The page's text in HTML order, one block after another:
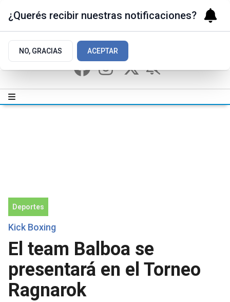
Deportes
Kick Boxing
El team Balboa se
presentará en el Torneo
Ragnarok
¿Querés recibir nuestras notificaciones?
NO, GRACIAS ACEPTAR